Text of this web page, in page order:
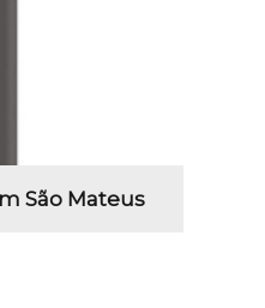
São Mateus